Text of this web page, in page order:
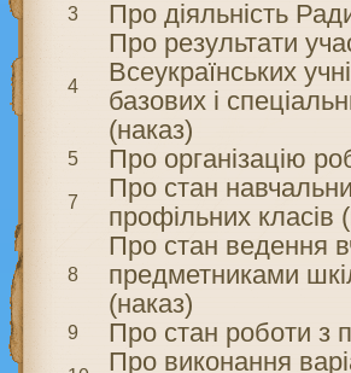
3 Про діяльність
4
Про результати
Всеукраїнських
базових і
(наказ)
5 Про організацію
7
Про стан
профільних класів
8
Про стан ведення
предметниками
(наказ)
9 Про стан роботи з
Про виконання